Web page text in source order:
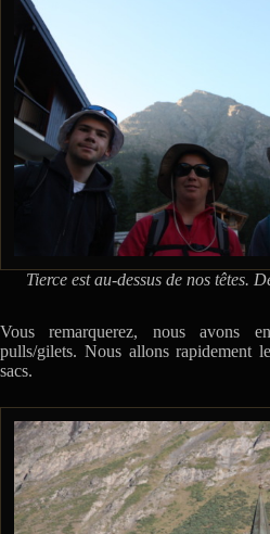
Tierce est au-dessus de nos têtes.
Vous remarquerez, nous avons
pulls/gilets. Nous allons rapidement
sacs.